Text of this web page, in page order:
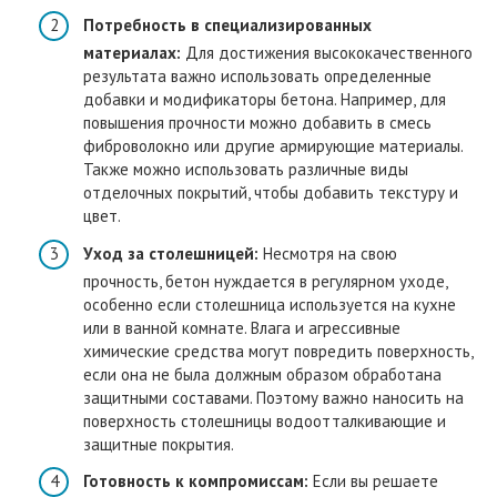
Потребность в специализированных
материалах: Для достижения высококачественного
результата важно использовать определенные
добавки и модификаторы бетона. Например, для
повышения прочности можно добавить в смесь
фиброволокно или другие армирующие материалы.
Также можно использовать различные виды
отделочных покрытий, чтобы добавить текстуру и
цвет.
Уход за столешницей: Несмотря на свою
прочность, бетон нуждается в регулярном уходе,
особенно если столешница используется на кухне
или в ванной комнате. Влага и агрессивные
химические средства могут повредить поверхность,
если она не была должным образом обработана
защитными составами. Поэтому важно наносить на
поверхность столешницы водоотталкивающие и
защитные покрытия.
Готовность к компромиссам: Если вы решаете